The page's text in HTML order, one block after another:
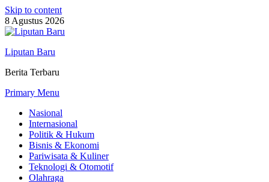
Skip to content
8 Agustus 2026
Liputan Baru
Berita Terbaru
Primary Menu
Nasional
Internasional
Politik & Hukum
Bisnis & Ekonomi
Pariwisata & Kuliner
Teknologi & Otomotif
Olahraga